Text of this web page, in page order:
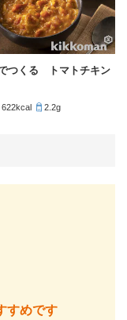
つくる トマトチキン
622kcal 2.2g
すめです